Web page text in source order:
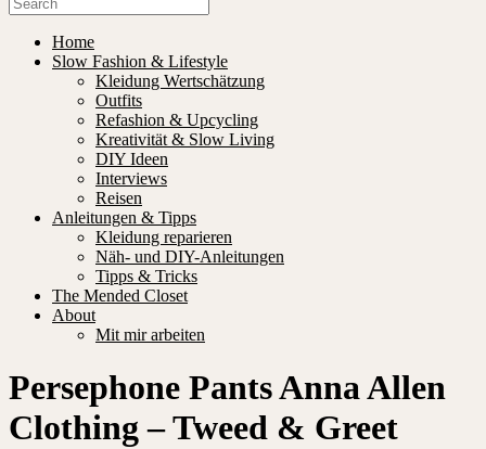
Home
Slow Fashion & Lifestyle
Kleidung Wertschätzung
Outfits
Refashion & Upcycling
Kreativität & Slow Living
DIY Ideen
Interviews
Reisen
Anleitungen & Tipps
Kleidung reparieren
Näh- und DIY-Anleitungen
Tipps & Tricks
The Mended Closet
About
Mit mir arbeiten
Persephone Pants Anna Allen
Clothing – Tweed & Greet